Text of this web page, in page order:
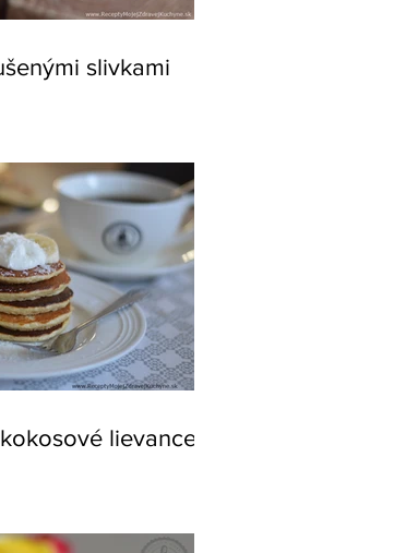
slivkami
lievance